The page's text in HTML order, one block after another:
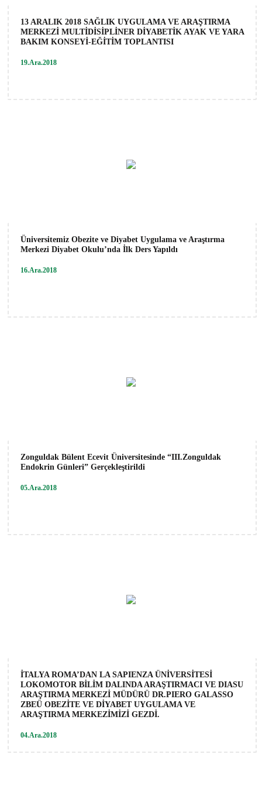
13 ARALIK 2018 SAĞLIK UYGULAMA VE ARAŞTIRMA
MERKEZİ MULTİDİSİPLİNER DİYABETİK AYAK VE YARA
BAKIM KONSEYİ-EĞİTİM TOPLANTISI
19.Ara.2018
Üniversitemiz Obezite ve Diyabet Uygulama ve Araştırma
Merkezi Diyabet Okulu’nda İlk Ders Yapıldı
16.Ara.2018
Zonguldak Bülent Ecevit Üniversitesinde “III.Zonguldak
Endokrin Günleri” Gerçekleştirildi
05.Ara.2018
İTALYA ROMA’DAN LA SAPIENZA ÜNİVERSİTESİ
LOKOMOTOR BİLİM DALINDA ARAŞTIRMACI VE DIASU
ARAŞTIRMA MERKEZİ MÜDÜRÜ DR.PIERO GALASSO
ZBEÜ OBEZİTE VE DİYABET UYGULAMA VE
ARAŞTIRMA MERKEZİMİZİ GEZDİ.
04.Ara.2018